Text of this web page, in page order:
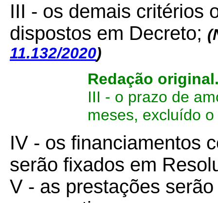
III - os demais critérios
dispostos em Decreto;
11.132/2020)
Redação
III - o prazo de
meses, excluído
IV - os financiamentos
serão fixados em
V - as prestações